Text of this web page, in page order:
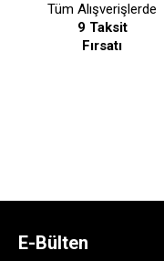
Tüm Alışverişlerde
9 Taksit
Fırsatı
E-Bülten